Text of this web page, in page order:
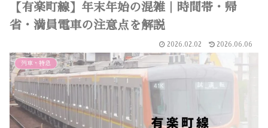
【有楽町線】年末年始の混雑｜時間帯・帰
省・満員電車の注意点を解説
2026.02.02 2026.06.06
列車・特急